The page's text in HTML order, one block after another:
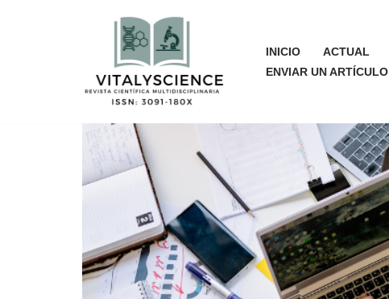
INICIO ACTUAL
ENVIAR UN ARTÍCULO